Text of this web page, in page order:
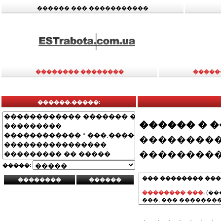
������ ��� �����������
�������� ��������
������.�����:
�����:
������ �
��� ��������
�������� ���.
���, ���